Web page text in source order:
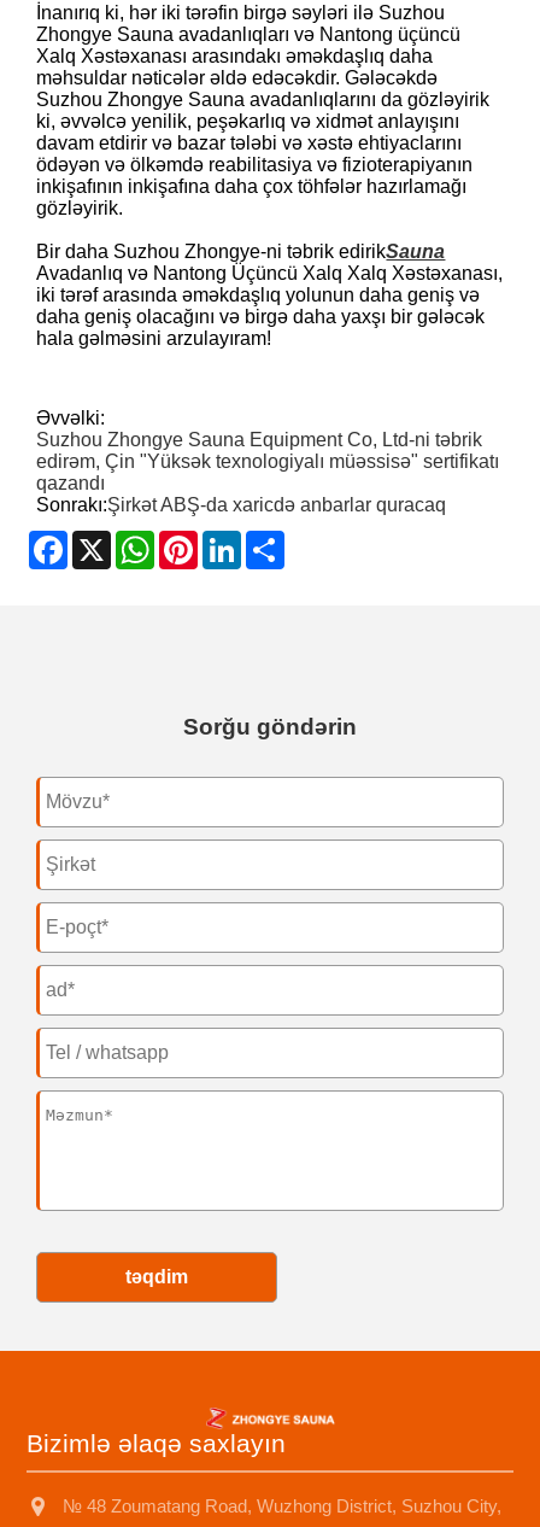
İnanırıq ki, hər iki tərəfin birgə səyləri ilə Suzhou
Zhongye Sauna avadanlıqları və Nantong üçüncü
Xalq Xəstəxanası arasındakı əməkdaşlıq daha
məhsuldar nəticələr əldə edəcəkdir. Gələcəkdə
Suzhou Zhongye Sauna avadanlıqlarını da gözləyirik
ki, əvvəlcə yenilik, peşəkarlıq və xidmət anlayışını
davam etdirir və bazar tələbi və xəstə ehtiyaclarını
ödəyən və ölkəmdə reabilitasiya və fizioterapiyanın
inkişafının inkişafına daha çox töhfələr hazırlamağı
gözləyirik.
Bir daha Suzhou Zhongye-ni təbrik edirikSauna
Avadanlıq və Nantong Üçüncü Xalq Xalq Xəstəxanası,
iki tərəf arasında əməkdaşlıq yolunun daha geniş və
daha geniş olacağını və birgə daha yaxşı bir gələcək
hala gəlməsini arzulayıram!
Əvvəlki:
Suzhou Zhongye Sauna Equipment Co, Ltd-ni təbrik
edirəm, Çin "Yüksək texnologiyalı müəssisə" sertifikatı
qazandı
Sonrakı:Şirkət ABŞ-da xaricdə anbarlar quracaq
Facebook
X WhatsApp
PinterestLinkedIn
Sorğu göndərin
təqdim
Bizimlə əlaqə saxlayın
№ 48 Zoumatang Road, Wuzhong District, Suzhou City,